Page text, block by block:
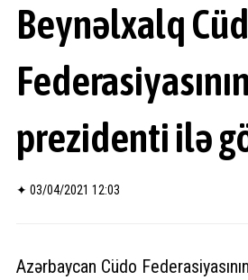
Beynəlxalq
Federasiyasının
prezidenti ilə
✦ 03/04/2021 12:03
Azərbaycan Cüdo